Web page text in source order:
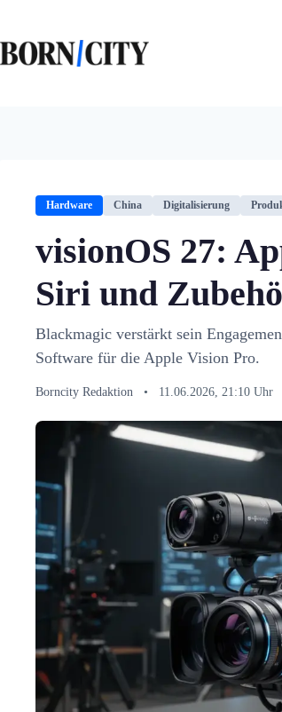
springen
Hardware China Digitalisierung
visionOS 27:
Siri und
Blackmagic verstärkt sein
Software für die Apple Vision Pro.
Borncity Redaktion • 11.06.2026, 21:10 Uhr